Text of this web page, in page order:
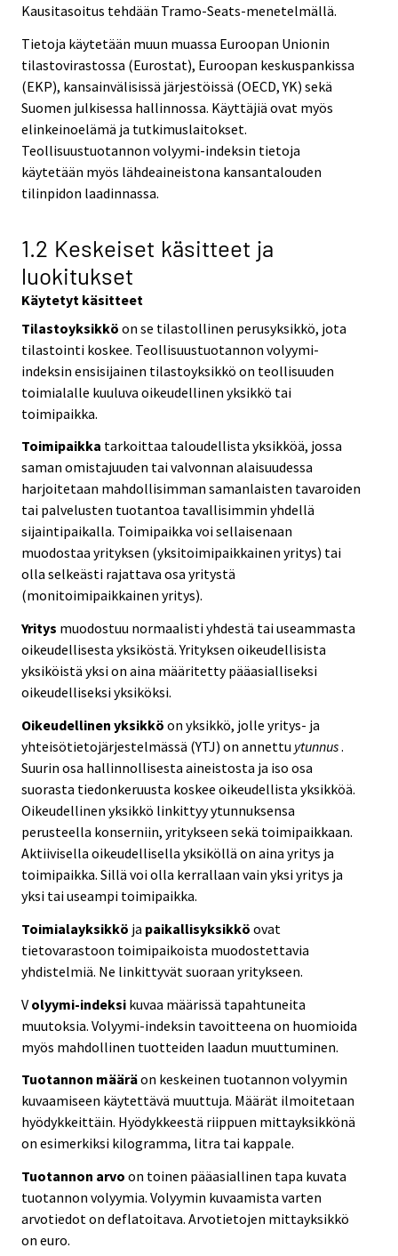
Kausitasoitus tehdään Tramo-Seats-menetelmällä.
Tietoja käytetään muun muassa Euroopan Unionin
tilastovirastossa (Eurostat), Euroopan keskuspankissa
(EKP), kansainvälisissä järjestöissä (OECD, YK) sekä
Suomen julkisessa hallinnossa. Käyttäjiä ovat myös
elinkeinoelämä ja tutkimuslaitokset.
Teollisuustuotannon volyymi-indeksin tietoja
käytetään myös lähdeaineistona kansantalouden
tilinpidon laadinnassa.
1.2 Keskeiset käsitteet ja
luokitukset
Käytetyt käsitteet
Tilastoyksikkö on se tilastollinen perusyksikkö, jota
tilastointi koskee. Teollisuustuotannon volyymi-
indeksin ensisijainen tilastoyksikkö on teollisuuden
toimialalle kuuluva oikeudellinen yksikkö tai
toimipaikka.
Toimipaikka tarkoittaa taloudellista yksikköä, jossa
saman omistajuuden tai valvonnan alaisuudessa
harjoitetaan mahdollisimman samanlaisten tavaroiden
tai palvelusten tuotantoa tavallisimmin yhdellä
sijaintipaikalla. Toimipaikka voi sellaisenaan
muodostaa yrityksen (yksitoimipaikkainen yritys) tai
olla selkeästi rajattava osa yritystä
(monitoimipaikkainen yritys).
Yritys muodostuu normaalisti yhdestä tai useammasta
oikeudellisesta yksiköstä. Yrityksen oikeudellisista
yksiköistä yksi on aina määritetty pääasialliseksi
oikeudelliseksi yksiköksi.
Oikeudellinen yksikkö on yksikkö, jolle yritys- ja
yhteisötietojärjestelmässä (YTJ) on annettu ytunnus.
Suurin osa hallinnollisesta aineistosta ja iso osa
suorasta tiedonkeruusta koskee oikeudellista yksikköä.
Oikeudellinen yksikkö linkittyy ytunnuksensa
perusteella konserniin, yritykseen sekä toimipaikkaan.
Aktiivisella oikeudellisella yksiköllä on aina yritys ja
toimipaikka. Sillä voi olla kerrallaan vain yksi yritys ja
yksi tai useampi toimipaikka.
Toimialayksikkö ja paikallisyksikkö ovat
tietovarastoon toimipaikoista muodostettavia
yhdistelmiä. Ne linkittyvät suoraan yritykseen.
V olyymi-indeksi kuvaa määrissä tapahtuneita
muutoksia. Volyymi-indeksin tavoitteena on huomioida
myös mahdollinen tuotteiden laadun muuttuminen.
Tuotannon määräon keskeinen tuotannon volyymin
kuvaamiseen käytettävä muuttuja. Määrät ilmoitetaan
hyödykkeittäin. Hyödykkeestä riippuen mittayksikkönä
on esimerkiksi kilogramma, litra tai kappale.
Tuotannon arvo on toinen pääasiallinen tapa kuvata
tuotannon volyymia. Volyymin kuvaamista varten
arvotiedot on deflatoitava. Arvotietojen mittayksikkö
on euro.